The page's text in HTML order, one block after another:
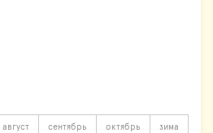
август сентябрь октябрь зима